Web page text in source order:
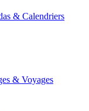
& Calendriers
& Voyages